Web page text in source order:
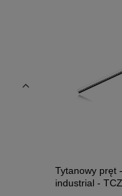
Tytanowy pręt
industrial -